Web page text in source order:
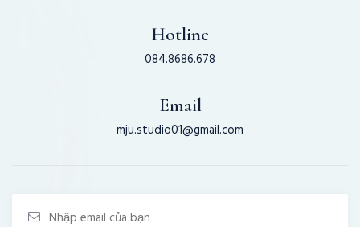
Hotline
084.8686.678
Email
mju.studio01@gmail.com